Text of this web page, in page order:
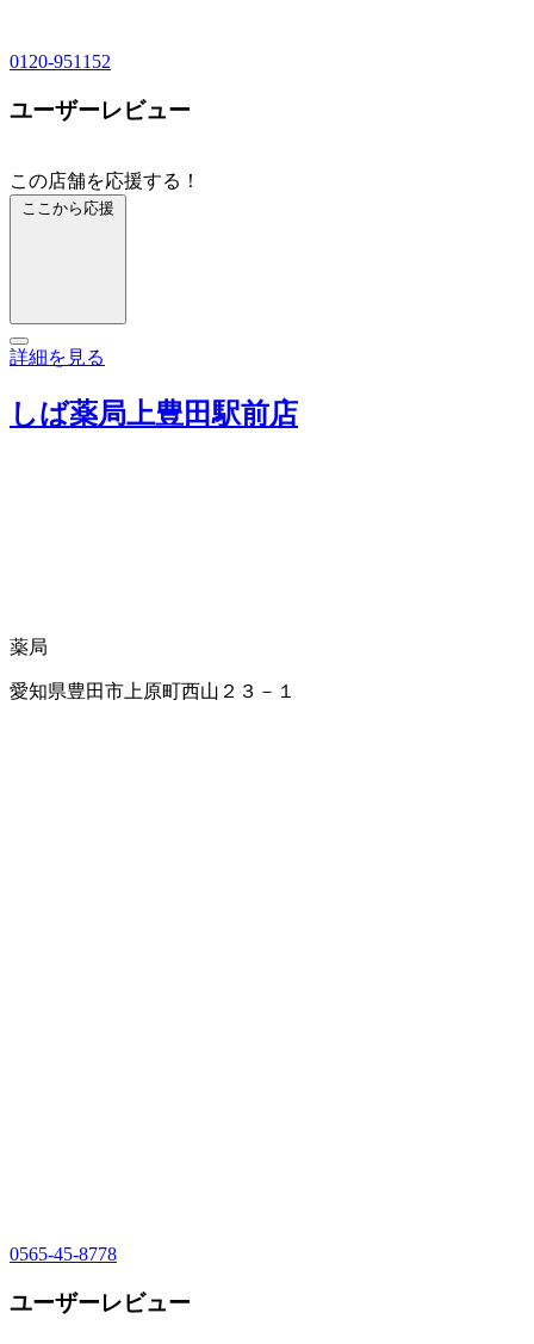
0120-951152
ユーザーレビュー
この店舗を応援する！
ここから応援
詳細を見る
しば薬局上豊田駅前店
薬局
愛知県豊田市上原町西山２３－１
0565-45-8778
ユーザーレビュー